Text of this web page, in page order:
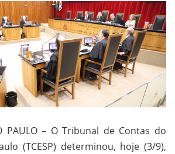
PAULO – O Tribunal de Contas do
(TCESP) determinou, hoje (3/9),